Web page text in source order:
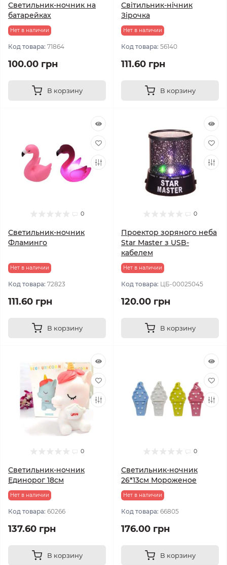
Светильник-ночник на
батарейках
Нет в наличии
Код товара: 71864
100.00 грн
В корзину
Світильник-нічник
Зірочка
Нет в наличии
Код товара: 56140
111.60 грн
В корзину
0
Светильник-ночник
Фламинго
Нет в наличии
Код товара: 72823
111.60 грн
В корзину
0
Проектор зоряного неба
Star Master з USB-
кабелем
Нет в наличии
Код товара: ЦБ-00025045
120.00 грн
В корзину
0
Светильник-ночник
Единорог 18см
Нет в наличии
Код товара: 60266
137.60 грн
В корзину
0
Светильник-ночник
26*13см Мороженое
Нет в наличии
Код товара: 66805
176.00 грн
В корзину